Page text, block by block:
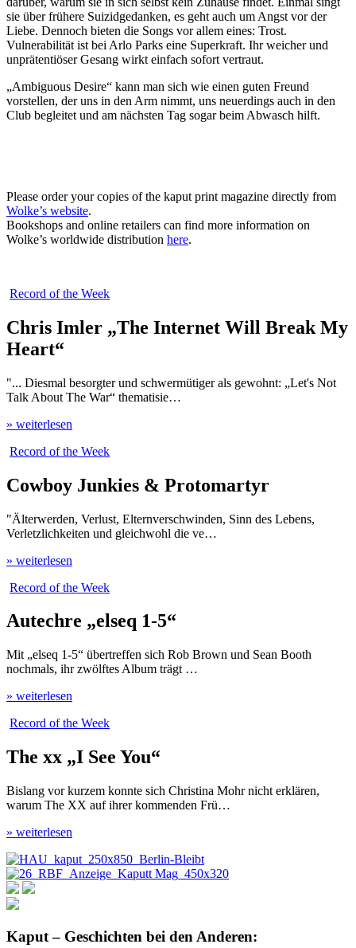
sie über frühere Suizidgedanken, es geht auch um Angst vor der
Liebe. Dennoch bieten die Songs vor allem eines: Trost.
Vulnerabilität ist bei Arlo Parks eine Superkraft. Ihr weicher und
unprätentiöser Gesang wirkt einfach sofort vertraut.
„Ambiguous Desire“ kann man sich wie einen guten Freund
vorstellen, der uns in den Arm nimmt, uns neuerdings auch in den
Club begleitet und am nächsten Tag sogar beim Abwasch hilft.
Please order your copies of the kaput print magazine directly from
Wolke’s website.
Bookshops and online retailers can find more information on
Wolke’s worldwide distribution here.
Record of the Week
Chris Imler „The Internet Will Break My
Heart“
"... Diesmal besorgter und schwermütiger als gewohnt: „Let's Not
Talk About The War“ thematisie…
» weiterlesen
Record of the Week
Cowboy Junkies & Protomartyr
"Älterwerden, Verlust, Elternverschwinden, Sinn des Lebens,
Verletzlichkeiten und gleichwohl die ve…
» weiterlesen
Record of the Week
Autechre „elseq 1-5“
Mit „elseq 1-5“ übertreffen sich Rob Brown und Sean Booth
nochmals, ihr zwölftes Album trägt …
» weiterlesen
Record of the Week
The xx „I See You“
Bislang vor kurzem konnte sich Christina Mohr nicht erklären,
warum The XX auf ihrer kommenden Frü…
» weiterlesen
Kaput – Geschichten bei den Anderen: